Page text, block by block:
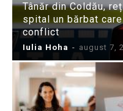
Tânăr din Coldău,
spital un bărbat
conflict
Iulia Hoha - august 7,